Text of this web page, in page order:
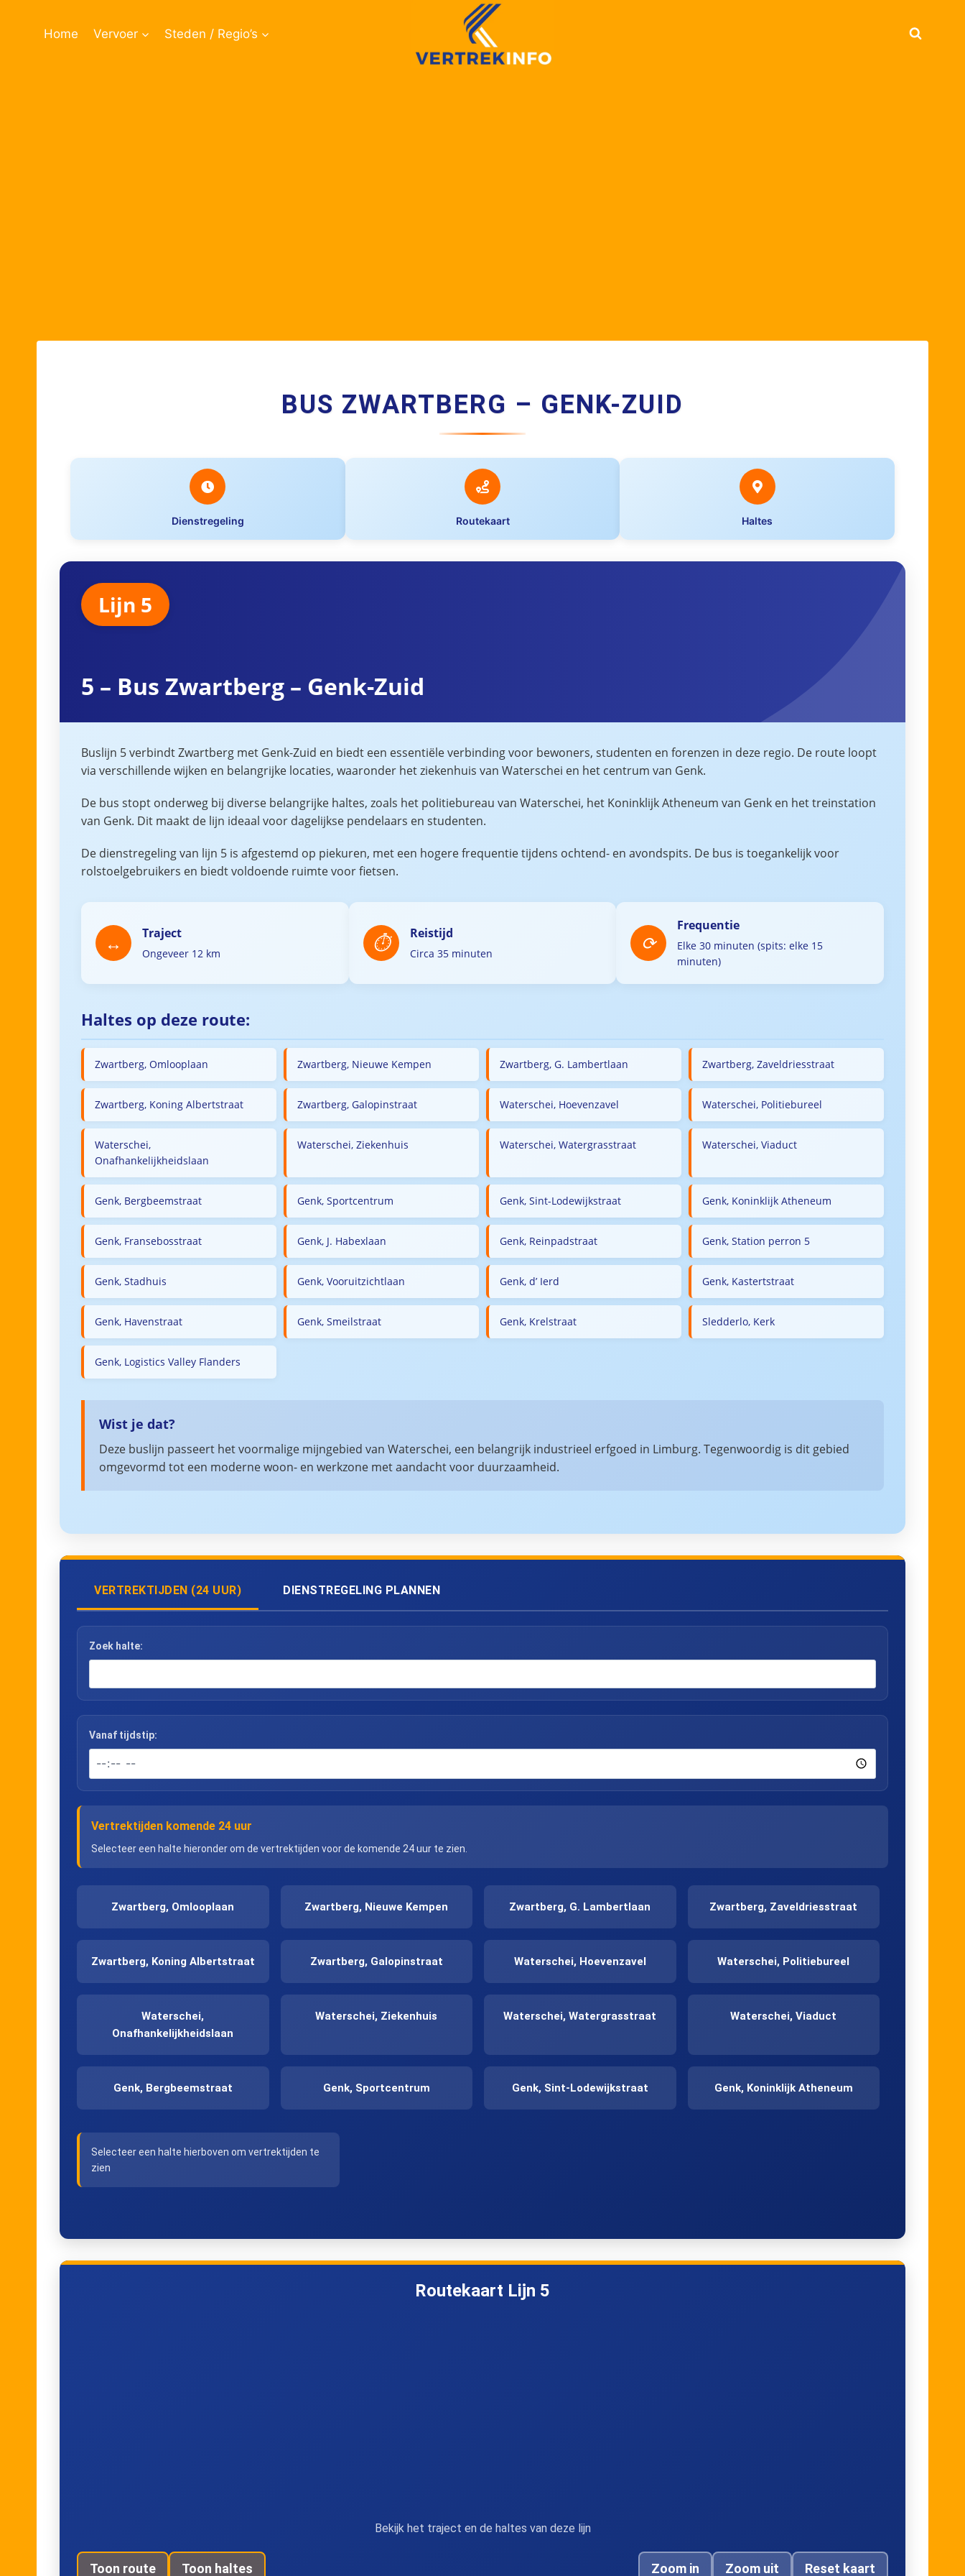
Home Vervoer Steden / Regio’s
BUS ZWARTBERG – GENK-ZUID
Dienstregeling Routekaart Haltes
Lijn 5
5 – Bus Zwartberg – Genk-Zuid
Buslijn 5 verbindt Zwartberg met Genk-Zuid en biedt een essentiële verbinding voor bewoners, studenten en forenzen in deze regio. De route loopt
via verschillende wijken en belangrijke locaties, waaronder het ziekenhuis van Waterschei en het centrum van Genk.
De bus stopt onderweg bij diverse belangrijke haltes, zoals het politiebureau van Waterschei, het Koninklijk Atheneum van Genk en het treinstation
van Genk. Dit maakt de lijn ideaal voor dagelijkse pendelaars en studenten.
De dienstregeling van lijn 5 is afgestemd op piekuren, met een hogere frequentie tijdens ochtend- en avondspits. De bus is toegankelijk voor
rolstoelgebruikers en biedt voldoende ruimte voor fietsen.
Traject
Ongeveer 12 km
Reistijd
Circa 35 minuten
Frequentie
Elke 30 minuten (spits: elke 15
minuten)
Haltes op deze route:
Zwartberg, Omlooplaan Zwartberg, Nieuwe Kempen Zwartberg, G. Lambertlaan Zwartberg, Zaveldriesstraat
Zwartberg, Koning Albertstraat Zwartberg, Galopinstraat Waterschei, Hoevenzavel Waterschei, Politiebureel
Waterschei,
Onafhankelijkheidslaan
Waterschei, Ziekenhuis Waterschei, Watergrasstraat Waterschei, Viaduct
Genk, Bergbeemstraat Genk, Sportcentrum Genk, Sint-Lodewijkstraat Genk, Koninklijk Atheneum
Genk, Fransebosstraat Genk, J. Habexlaan Genk, Reinpadstraat Genk, Station perron 5
Genk, Stadhuis Genk, Vooruitzichtlaan Genk, d’ Ierd Genk, Kastertstraat
Genk, Havenstraat Genk, Smeilstraat Genk, Krelstraat Sledderlo, Kerk
Genk, Logistics Valley Flanders
Wist je dat?
Deze buslijn passeert het voormalige mijngebied van Waterschei, een belangrijk industrieel erfgoed in Limburg. Tegenwoordig is dit gebied
omgevormd tot een moderne woon- en werkzone met aandacht voor duurzaamheid.
VERTREKTIJDEN (24 UUR) DIENSTREGELING PLANNEN
Zoek halte:
Vanaf tijdstip:
Vertrektijden komende 24 uur
Selecteer een halte hieronder om de vertrektijden voor de komende 24 uur te zien.
Zwartberg, Omlooplaan Zwartberg, Nieuwe Kempen Zwartberg, G. Lambertlaan Zwartberg, Zaveldriesstraat
Zwartberg, Koning Albertstraat Zwartberg, Galopinstraat Waterschei, Hoevenzavel Waterschei, Politiebureel
Waterschei,
Onafhankelijkheidslaan
Waterschei, Ziekenhuis Waterschei, Watergrasstraat Waterschei, Viaduct
Genk, Bergbeemstraat Genk, Sportcentrum Genk, Sint-Lodewijkstraat Genk, Koninklijk Atheneum
Selecteer een halte hierboven om vertrektijden te
zien
Routekaart Lijn 5
Bekijk het traject en de haltes van deze lijn
Toon route Toon haltes Zoom in Zoom uit Reset kaart